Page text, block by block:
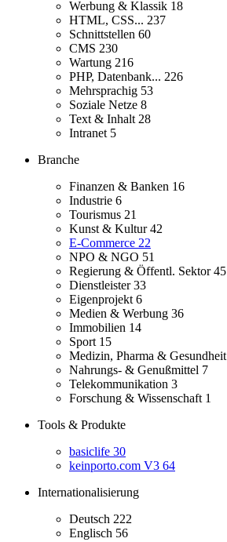
Werbung & Klassik 18
HTML, CSS... 237
Schnittstellen 60
CMS 230
Wartung 216
PHP, Datenbank... 226
Mehrsprachig 53
Soziale Netze 8
Text & Inhalt 28
Intranet 5
Branche
Finanzen & Banken 16
Industrie 6
Tourismus 21
Kunst & Kultur42
E-Commerce 22
NPO & NGO 51
Regierung & Öffentl. Sektor45
Dienstleister33
Eigenprojekt 6
Medien & Werbung 36
Immobilien 14
Sport 15
Medizin, Pharma & Gesundheit
Nahrungs- & Genußmittel 7
Telekommunikation 3
Forschung & Wissenschaft 1
Tools & Produkte
basiclife 30
keinporto.com V3 64
Internationalisierung
Deutsch 222
Englisch 56